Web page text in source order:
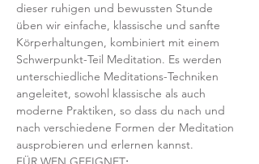
dieser ruhigen und bewussten Stunde
üben wir einfache, klassische und sanfte
Körperhaltungen, kombiniert mit einem
Schwerpunkt-Teil Meditation. Es werden
unterschiedliche Meditations-Techniken
angeleitet, sowohl klassische als auch
moderne Praktiken, so dass du nach und
nach verschiedene Formen der Meditation
ausprobieren und erlernen kannst.